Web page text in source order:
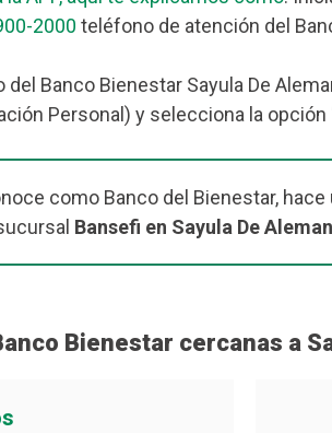
2000 teléfono de atención del
del Banco Bienestar Sayula De
Personal) y selecciona la opción
como Banco del Bienestar,
Bansefi en Sayula De Aleman
Bienestar cercanas a